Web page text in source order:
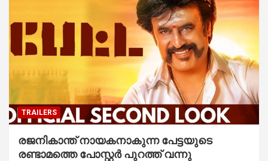
TRAILERS
രജനികാന്ത് നായകനാകുന്ന പേട്ടയുടെ
രണ്ടാമത്തെ പോസ്റ്റര്‍ പുറത്ത് വന്നു